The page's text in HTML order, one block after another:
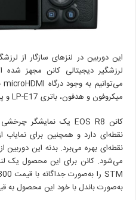
این دوربین در لنزهای سازگار از
میکروفون و هدفون، باتری LP-E17 و پشتیبانی از وب‌کم USB اشاره کنیم.
به‌صورت باندل با خود این محصول به قیمت 1700 دلار